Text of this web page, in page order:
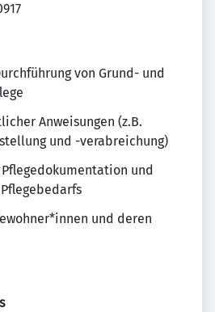
von Grund- und
Anweisungen (z.B.
und -verabreichung)
und
und deren